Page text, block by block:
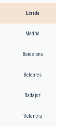
Lérida
Madrid
Barcelona
Baleares
Badajoz
Valencia